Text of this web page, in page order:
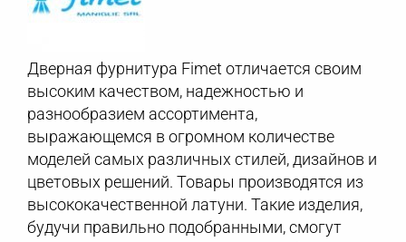
Дверная фурнитура Fimet отличается своим
высоким качеством, надежностью и
разнообразием ассортимента,
выражающемся в огромном количестве
моделей самых различных стилей, дизайнов и
цветовых решений. Товары производятся из
высококачественной латуни. Такие изделия,
будучи правильно подобранными, смогут